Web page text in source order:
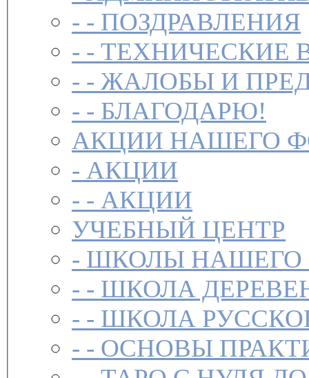
- - ПОЗДРАВЛЕНИЯ
- - ТЕХНИЧЕСКИЕ
- - ЖАЛОБЫ И
- - БЛАГОДАРЮ!
АКЦИИ НАШЕГО
- АКЦИИ
- - АКЦИИ
УЧЕБНЫЙ ЦЕНТР
- ШКОЛЫ НАШЕГО
- - ШКОЛА
- - ШКОЛА
- - ОСНОВЫ